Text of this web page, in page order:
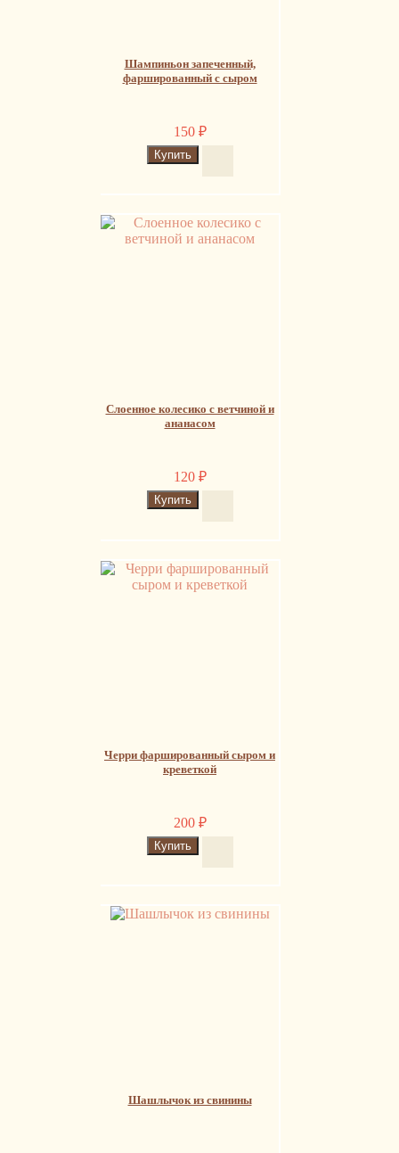
Шампиньон запеченный,
фаршированный с сыром
150 ₽
Слоенное колесико с ветчиной и
ананасом
120 ₽
Черри фаршированный сыром и
креветкой
200 ₽
Шашлычок из свинины